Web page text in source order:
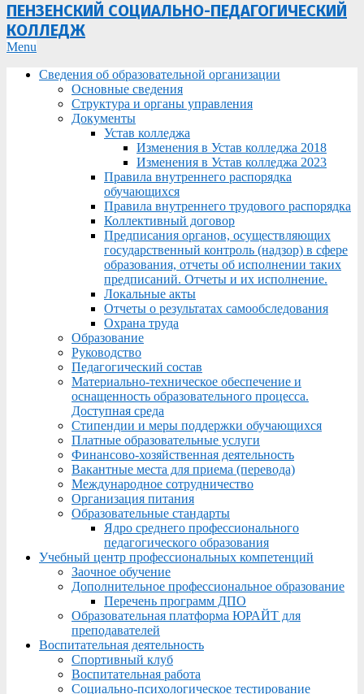
ПЕНЗЕНСКИЙ СОЦИАЛЬНО-ПЕДАГОГИЧЕСКИЙ
КОЛЛЕДЖ
Primary
Menu
Menu
Сведения об образовательной организации
Основные сведения
Структура и органы управления
Документы
Устав колледжа
Изменения в Устав колледжа 2018
Изменения в Устав колледжа 2023
Правила внутреннего распорядка
обучающихся
Правила внутреннего трудового распорядка
Коллективный договор
Предписания органов, осуществляющих
государственный контроль (надзор) в сфере
образования, отчеты об исполнении таких
предписаний. Отчеты и их исполнение.
Локальные акты
Отчеты о результатах самообследования
Охрана труда
Образование
Руководство
Педагогический состав
Материально-техническое обеспечение и
оснащенность образовательного процесса.
Доступная среда
Стипендии и меры поддержки обучающихся
Платные образовательные услуги
Финансово-хозяйственная деятельность
Вакантные места для приема (перевода)
Международное сотрудничество
Организация питания
Образовательные стандарты
Ядро среднего профессионального
педагогического образования
Учебный центр профессиональных компетенций
Заочное обучение
Дополнительное профессиональное образование
Перечень программ ДПО
Образовательная платформа ЮРАЙТ для
преподавателей
Воспитательная деятельность
Спортивный клуб
Воспитательная работа
Социально-психологическое тестирование